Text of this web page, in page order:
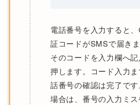
電話番号を入力すると
証コードがSMSで届き
そのコードを入力欄へ
押します。コード入力
話番号の確認は完了で
場合は、番号の入力ミ